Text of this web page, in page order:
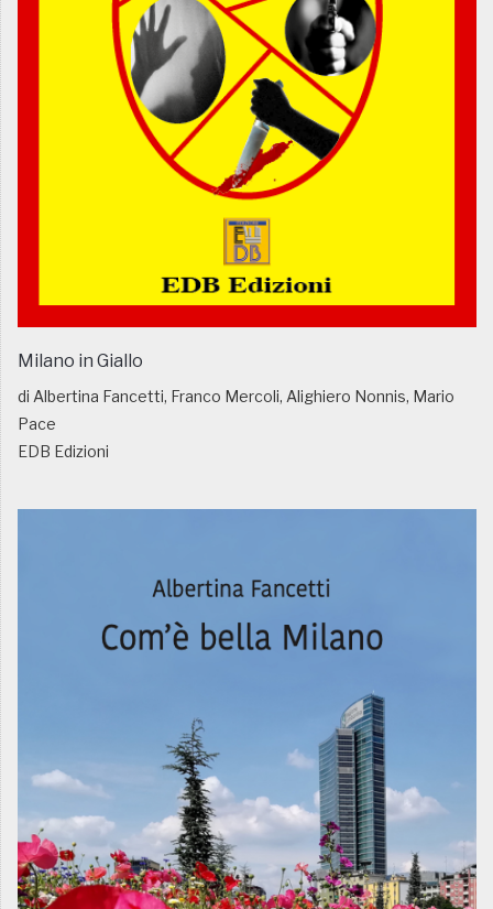
Milano in Giallo
di Albertina Fancetti, Franco Mercoli, Alighiero Nonnis, Mario
Pace
EDB Edizioni